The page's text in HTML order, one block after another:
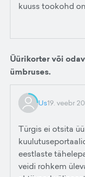
kuuss tookohd
Üürikorter või
ümbruses.
Us19. veebr
Türgis ei otsita
eestlaste
veidi rohkem